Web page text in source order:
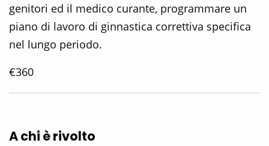
genitori ed il medico curante, programmare un
piano di lavoro di ginnastica correttiva specifica
nel lungo periodo.
€360
A chi è rivolto